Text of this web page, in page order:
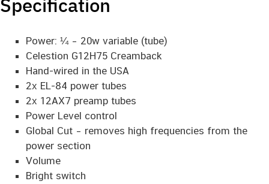
Specification
Power: ¼ – 20w variable (tube)
Celestion G12H75 Creamback
Hand-wired in the USA
2x EL-84 power tubes
2x 12AX7 preamp tubes
Power Level control
Global Cut – removes high frequencies from the
power section
Volume
Bright switch